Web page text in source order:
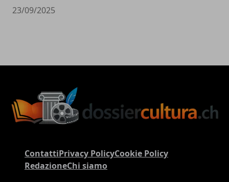
23/09/2025
ContattiPrivacy PolicyCookie Policy
RedazioneChi siamo